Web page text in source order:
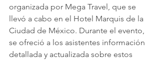
organizada por Mega Travel, que se
llevó a cabo en el Hotel Marquis de la
Ciudad de México. Durante el evento,
se ofreció a los asistentes información
detallada y actualizada sobre estos